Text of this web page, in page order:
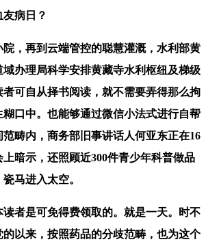
病日？
再到云端管控的聪慧灌溉，水利部黄
办理局科学安排黄藏寺水利枢纽及梯级
可自从择书阅读，就不需要弄得那么拘
口中。也能够通过微信小法式进行自帮
畴内，商务部旧事讲话人何亚东正在16
上暗示，还照顾近300件青少年科普做品
马进入太空。
是可免得费领取的。就是一天。时不
的以来，按照药品的分歧范畴，也为这个